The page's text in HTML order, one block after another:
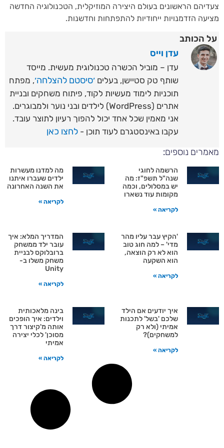
הראשונים בעולם היצירה המוזיקלית, הטכנולוגיה החדשה
הזדמנויות ייחודיות להתפתחות וחדשנות.
הכותב
עדן וייס
עדן – מוביל הכשרה טכנולוגית מעשית. מייסד
שותף טק סטיישן, בעלים׳סיסטם להצלחה׳, מפתח
תוכניות לימוד מעשיות לקוד, פיתוח משחקים ובניית
אתרים (WordPress) לילדים ובני נוער ולמבוגרים.
אני מאמין שכל אחד יכול להפוך רעיון לתוצר עובד.
עקבו באינסטגרם לעוד תוכן -לחצו כאן
נוספים:
הרשמה לחוגי
שנה"ל תשפ"ז: מה
יש במסלולים, וכמה
מקומות עוד נשארו
לקריאה »
מה למדנו מעשרות
ילדים שעברו איתנו
את השנה האחרונה
לקריאה »
'הקיץ עבר עליו מהר
מדי' – למה חוג טוב
הוא לא רק הוצאה,
הוא השקעה
לקריאה »
המדריך המלא: איך
עובר ילד ממשחק
ברובלוקס לבניית
משחק משלו ב-
Unity
לקריאה »
איך יודעים אם הילד
שלכם 'בשל' לתכנות
אמיתי (ולא רק
למשחקים)?
לקריאה »
בינה מלאכותית
וילדים: איך הופכים
אותה מ'קיצור דרך
מסוכן' לכלי יצירה
אמיתי
לקריאה »